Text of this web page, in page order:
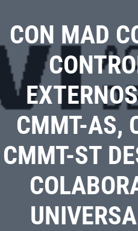
CON MAD
CMMT-AS,
CMMT-ST